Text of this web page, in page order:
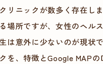
リニックが数多く存在し
場所ですが、女性のヘル
は意外に少ないのが現状
を、特徴とGoogle MAP